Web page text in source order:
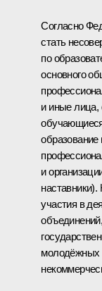
Согласно
стать
по
основного
и иные лица,
образование
и
участия в
молодёжных